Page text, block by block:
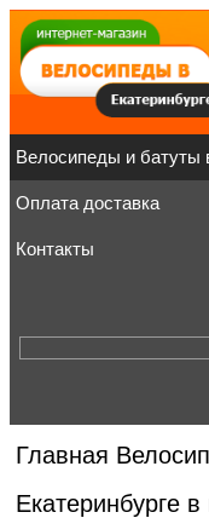
Велосипеды и батуты
Оплата доставка
Контакты
Главная
Екатеринбурге